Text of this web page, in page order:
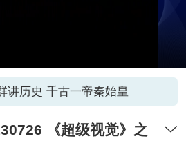
讲历史 千古一帝秦始皇
《超级视觉》之